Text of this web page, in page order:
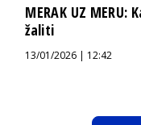
MERAK UZ
žaliti
13/01/2026 | 12:42